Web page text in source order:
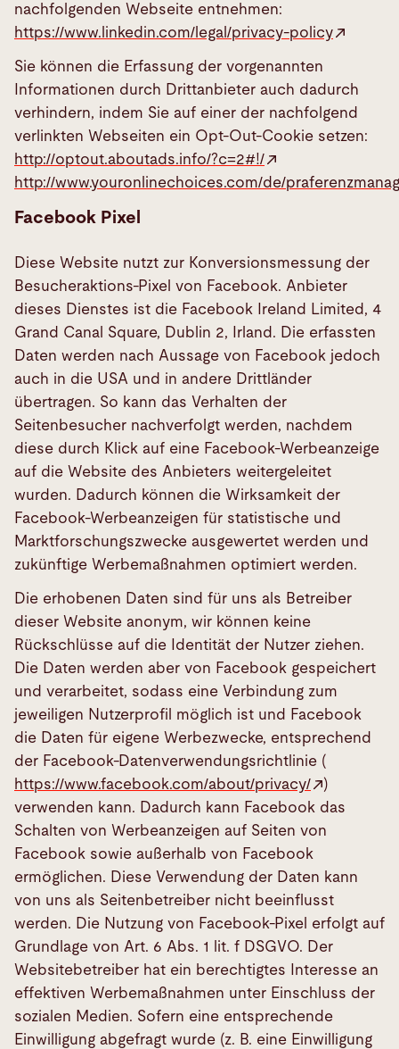
nachfolgenden Webseite entnehmen:
https://www.linkedin.com/legal/privacy-policy
Sie können die Erfassung der vorgenannten
Informationen durch Drittanbieter auch dadurch
verhindern, indem Sie auf einer der nachfolgend
verlinkten Webseiten ein Opt-Out-Cookie setzen:
http://optout.aboutads.info/?c=2#!/
http://www.youronlinechoices.com/de/
Facebook Pixel
Diese Website nutzt zur Konversionsmessung der
Besucheraktions-Pixel von Facebook. Anbieter
dieses Dienstes ist die Facebook Ireland Limited, 4
Grand Canal Square, Dublin 2, Irland. Die erfassten
Daten werden nach Aussage von Facebook jedoch
auch in die USA und in andere Drittländer
übertragen. So kann das Verhalten der
Seitenbesucher nachverfolgt werden, nachdem
diese durch Klick auf eine Facebook-Werbeanzeige
auf die Website des Anbieters weitergeleitet
wurden. Dadurch können die Wirksamkeit der
Facebook-Werbeanzeigen für statistische und
Marktforschungszwecke ausgewertet werden und
zukünftige Werbemaßnahmen optimiert werden.
Die erhobenen Daten sind für uns als Betreiber
dieser Website anonym, wir können keine
Rückschlüsse auf die Identität der Nutzer ziehen.
Die Daten werden aber von Facebook gespeichert
und verarbeitet, sodass eine Verbindung zum
jeweiligen Nutzerprofil möglich ist und Facebook
die Daten für eigene Werbezwecke, entsprechend
der Facebook-Datenverwendungsrichtlinie (
https://www.facebook.com/about/privacy/
)
verwenden kann. Dadurch kann Facebook das
Schalten von Werbeanzeigen auf Seiten von
Facebook sowie außerhalb von Facebook
ermöglichen. Diese Verwendung der Daten kann
von uns als Seitenbetreiber nicht beeinflusst
werden. Die Nutzung von Facebook-Pixel erfolgt auf
Grundlage von Art. 6 Abs. 1 lit. f DSGVO. Der
Websitebetreiber hat ein berechtigtes Interesse an
effektiven Werbemaßnahmen unter Einschluss der
sozialen Medien. Sofern eine entsprechende
Einwilligung abgefragt wurde (z. B. eine Einwilligung